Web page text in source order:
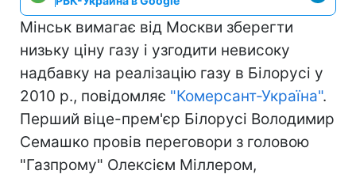
Мінськ вимагає від Москви зберегти
низьку ціну газу і узгодити невисоку
надбавку на реалізацію газу в Білорусі у
2010 р., повідомляє "Комерсант-Україна".
Перший віце-прем'єр Білорусі Володимир
Семашко провів переговори з головою
"Газпрому" Олексієм Міллером,